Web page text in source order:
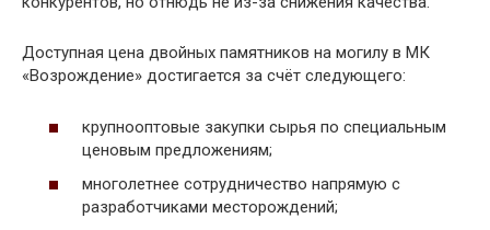
Доступная цена двойных памятников на могилу в МК
«Возрождение» достигается за счёт следующего:
крупнооптовые закупки сырья по специальным
ценовым предложениям;
многолетнее сотрудничество напрямую с
разработчиками месторождений;